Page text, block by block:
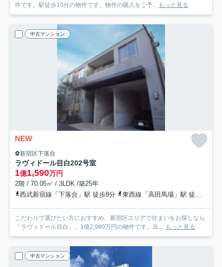
件です。駅徒歩10分の物件です。物件の購入をご予...
もっと見る
中古マンション
NEW
新宿区下落合
ラヴィドール目白202号室
1億1,590万円
2階 / 70.05㎡ / 3LDK /築25年
西武新宿線「下落合」駅 徒歩8分
東西線「高田馬場」駅 徒歩14分
こだわりで選びたい方におすすめ。新宿区エリアで住まいをお探しなら
「ラヴィドール目白」。1億2,980万円の物件です。3L...
もっと見る
中古マンション